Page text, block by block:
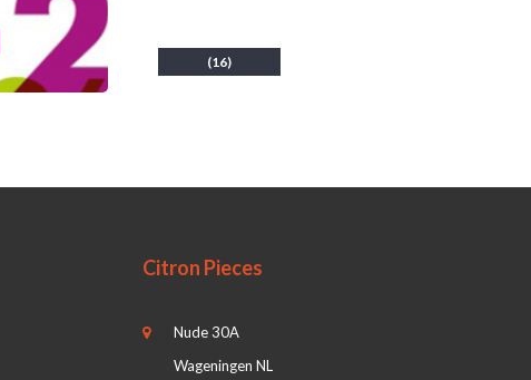
(16)
Citron Pieces
Nude 30A
Wageningen NL